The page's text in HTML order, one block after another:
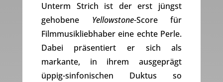
Unterm Strich ist der erst jüngst
gehobene Yellowstone-Score für
Filmmusikliebhaber eine echte Perle.
Dabei präsentiert er sich als
markante, in ihrem ausgeprägt
üppig-sinfonischen Duktus so